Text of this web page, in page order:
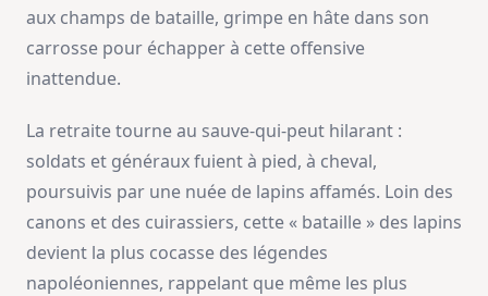
aux champs de bataille, grimpe en hâte dans son
carrosse pour échapper à cette offensive
inattendue.
La retraite tourne au sauve-qui-peut hilarant :
soldats et généraux fuient à pied, à cheval,
poursuivis par une nuée de lapins affamés. Loin des
canons et des cuirassiers, cette « bataille » des lapins
devient la plus cocasse des légendes
napoléoniennes, rappelant que même les plus